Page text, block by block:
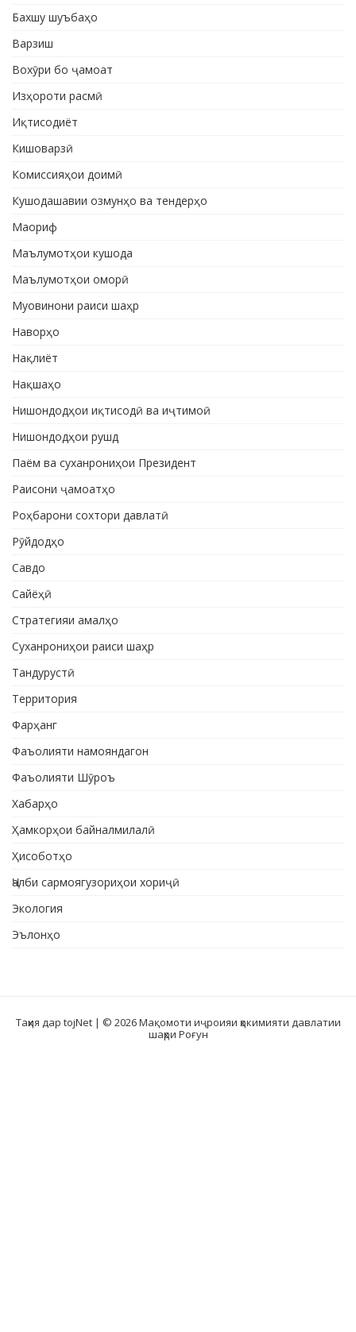
Бахшу шуъбаҳо
Варзиш
Вохӯри бо ҷамоат
Изҳороти расмӣ
Иқтисодиёт
Кишоварзӣ
Комиссияҳои доимӣ
Кушодашавии озмунҳо ва тендерҳо
Маориф
Маълумотҳои кушода
Маълумотҳои оморӣ
Муовинони раиси шаҳр
Наворҳо
Нақлиёт
Нақшаҳо
Нишондодҳои иқтисодӣ ва иҷтимоӣ
Нишондодҳои рушд
Паём ва суханрониҳои Президент
Раисони ҷамоатҳо
Роҳбарони сохтори давлатӣ
Рӯйдодҳо
Савдо
Сайёҳӣ
Стратегияи амалҳо
Суханрониҳои раиси шаҳр
Тандурустӣ
Территория
Фарҳанг
Фаъолияти намояндагон
Фаъолияти Шӯроъ
Хабарҳо
Ҳамкорҳои байналмилалӣ
Ҳисоботҳо
Ҷалби сармоягузориҳои хориҷӣ
Экология
Эълонҳо
Таҳия дар tojNet | © 2026 Мақомоти иҷроияи ҳокимияти давлатии
шаҳри Роғун